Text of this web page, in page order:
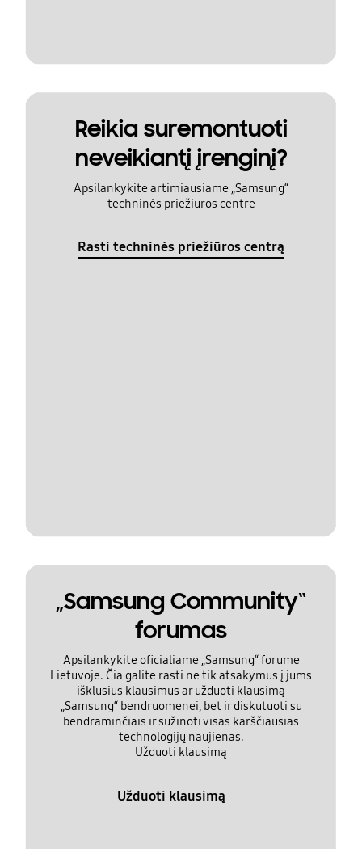
Reikia suremontuoti
neveikiantį įrenginį?
Apsilankykite artimiausiame „Samsung“
techninės priežiūros centre
Rasti techninės priežiūros centrą
„Samsung Community“
forumas
Apsilankykite oficialiame „Samsung“ forume
Lietuvoje. Čia galite rasti ne tik atsakymus į jums
išklusius klausimus ar užduoti klausimą
„Samsung“ bendruomenei, bet ir diskutuoti su
bendraminčiais ir sužinoti visas karščiausias
technologijų naujienas.
Užduoti klausimą
Užduoti klausimą